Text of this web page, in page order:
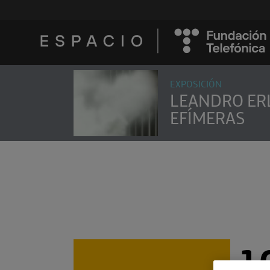
EXPOSICIÓN
LEANDRO
EFÍMERAS